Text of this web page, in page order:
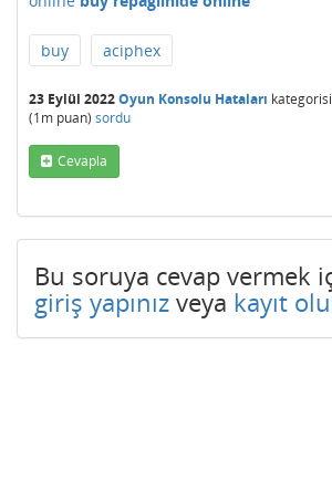
buy aciphex
23 Eylül 2022Oyun Konsolu Hataları
(1m puan) sordu
Cevapla
Bu soruya cevap vermek
giriş yapınız veya kayıt